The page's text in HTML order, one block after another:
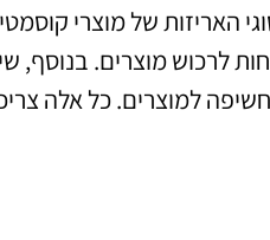
האריזות של מוצרי
לרכוש מוצרים. בנוסף,
למוצרים. כל אלה